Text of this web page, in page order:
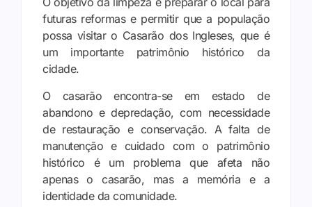
futuras reformas e permitir que a população
possa visitar o Casarão dos Ingleses, que é
um importante patrimônio histórico da
cidade.
O casarão encontra-se em estado de
abandono e depredação, com necessidade
de restauração e conservação. A falta de
manutenção e cuidado com o patrimônio
histórico é um problema que afeta não
apenas o casarão, mas a memória e a
identidade da comunidade.